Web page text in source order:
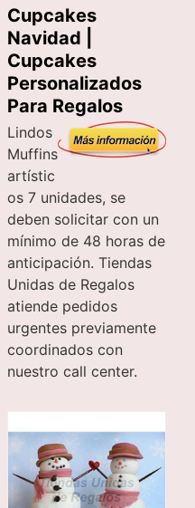
Cupcakes
Navidad |
Cupcakes
Personalizados
Para Regalos
Lindos
Muffins
artístic
os 7 unidades, se
deben solicitar con un
mínimo de 48 horas de
anticipación. Tiendas
Unidas de Regalos
atiende pedidos
urgentes previamente
coordinados con
nuestro call center.